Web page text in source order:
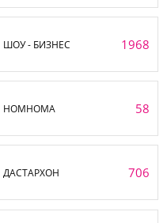
ШОУ - БИЗНЕС 1968
НОМНОМА 58
ДАСТАРХОН 706